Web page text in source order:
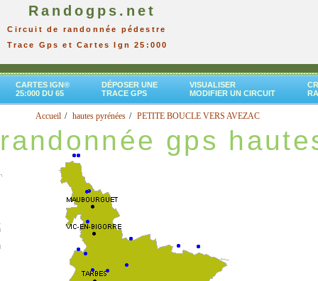
Randogps.net
Circuit de randonnée pédestre
Trace Gps et Cartes Ign 25:000
CARTES IGN®
25:000 DU 65
DÉPOSER UNE
TRACE GPS
VISUALISER
MODIFIER UN CIRCUIT
Accueil hautes pyrénées PETITE BOUCLE VERS AVEZAC
randonnée gps